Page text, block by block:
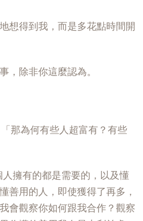
想得到我，而是多花點時間開
，除非你這麼認為。
那為何有些人超富有？有些
擁有的都是需要的，以及懂
善用的人，即使獲得了再多，
會觀察你如何跟我合作？觀察